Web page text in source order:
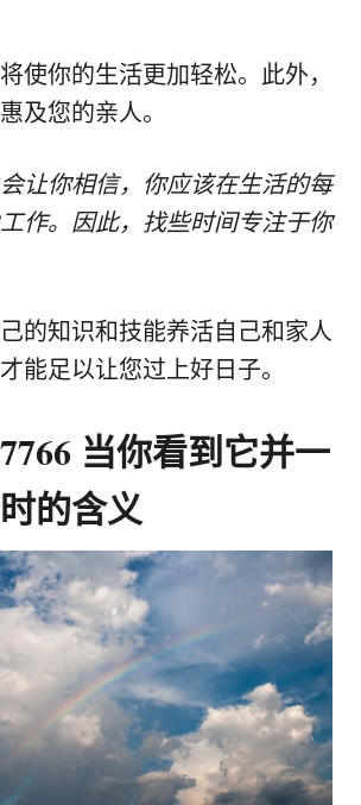
使你的生活更加轻松。此外，
及您的亲人。
让你相信，你应该在生活的每
作。因此，找些时间专注于你
的知识和技能养活自己和家人
能足以让您过上好日子。
当你看到它并一
的含义